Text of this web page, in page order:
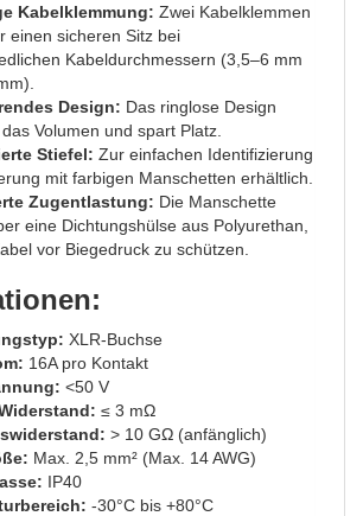
Kabelklemmung: Zwei Kabelklemmen
einen sicheren Sitz bei
Kabeldurchmessern (3,5–6 mm
Design: Das ringlose Design
Volumen und spart Platz.
Stiefel: Zur einfachen Identifizierung
mit farbigen Manschetten erhältlich.
Zugentlastung: Die Manschette
eine Dichtungshülse aus Polyurethan,
vor Biegedruck zu schützen.
XLR-Buchse
16A pro Kontakt
<50 V
≤ 3 mΩ
> 10 GΩ (anfänglich)
Max. 2,5 mm² (Max. 14 AWG)
IP40
-30°C bis +80°C